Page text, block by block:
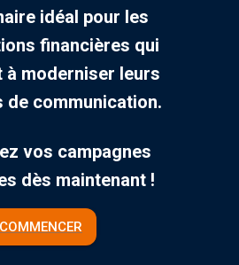
idéal pour les
financières qui
à moderniser leurs
de communication.
vos campagnes
dès maintenant !
COMMENCER